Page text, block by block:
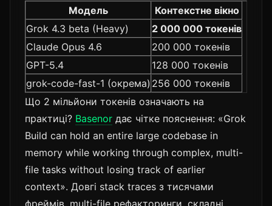
Модель
Контекстне вікно
Grok 4.3 beta (Heavy)
2 000 000 токенів
Claude Opus 4.6
200 000 токенів
GPT-5.4
128 000 токенів
grok-code-fast-1 (окрема) 256 000 токенів
Що 2 мільйони токенів означають на
практиці? Basenor дає чітке пояснення: «Grok
Build can hold an entire large codebase in
memory while working through complex, multi-
file tasks without losing track of earlier
context». Довгі stack traces з тисячами
фреймів, multi-file рефакторинги, складні